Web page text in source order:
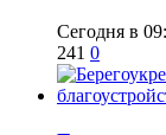
Сегодня в
241 0